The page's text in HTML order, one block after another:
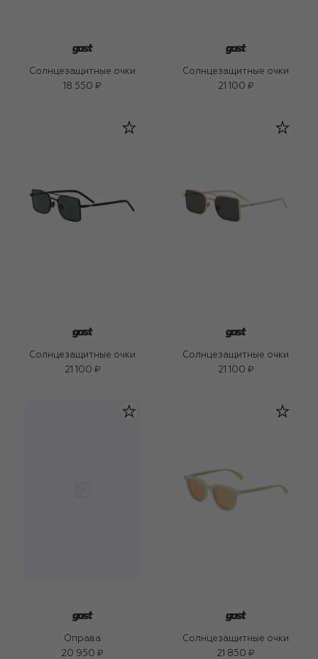
Солнцезащитные очки
18 550 ₽
Солнцезащитные очки
21 100 ₽
Солнцезащитные очки
21 100 ₽
Солнцезащитные очки
21 100 ₽
Оправа
20 950 ₽
Солнцезащитные очки
21 850 ₽